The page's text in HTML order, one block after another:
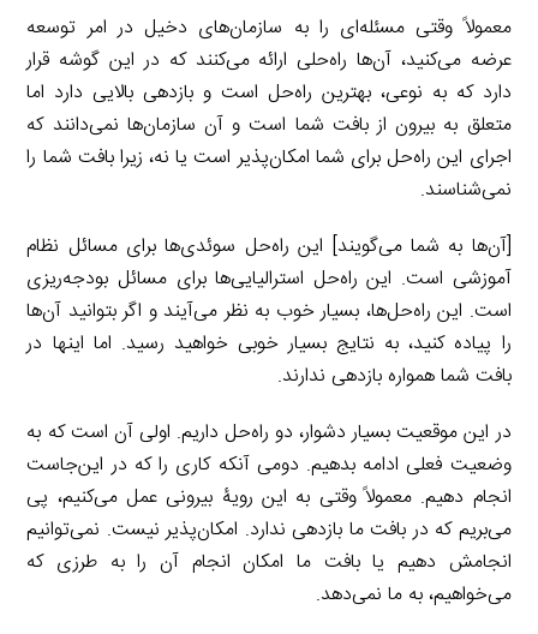
معمولاً وقتی مسئله‌ای را به سازمان‌های دخیل در امر توسعه
عرضه می‌کنید، آن‌ها راه‌حلی ارائه می‌کنند که در این گوشه قرار
دارد که به نوعی، بهترین راه‌حل است و بازدهی بالایی دارد اما
متعلق به بیرون از بافت شما است و آن سازمان‌ها نمی‌دانند که
اجرای این راه‌حل برای شما امکان‌پذیر است یا نه، زیرا بافت شما را
نمی‌شناسند.
[آن‌ها به شما می‌گویند] این راه‌حل سوئدی‌ها برای مسائل نظام
آموزشی است. این راه‌حل استرالیایی‌ها برای مسائل بودجه‌ریزی
است. این راه‌حل‌ها، بسیار خوب به نظر می‌آیند و اگر بتوانید آن‌ها
را پیاده کنید، به نتایج بسیار خوبی خواهید رسید. اما اینها در
بافت شما همواره بازدهی ندارند.
در این موقعیت بسیار دشوار، دو راه‌حل داریم. اولی آن است که به
وضعیت فعلی ادامه بدهیم. دومی آنکه کاری را که در این‌جاست
انجام دهیم. معمولاً وقتی به این رویۀ بیرونی عمل می‌کنیم، پی
می‌بریم که در بافت ما بازدهی ندارد. امکان‌پذیر نیست. نمی‌توانیم
انجامش دهیم یا بافت ما امکان انجام آن را به طرزی که
می‌خواهیم، به ما نمی‌دهد.